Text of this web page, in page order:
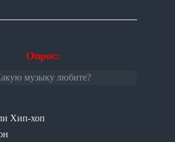
Опрос:
музыку любите?
Хип-хоп